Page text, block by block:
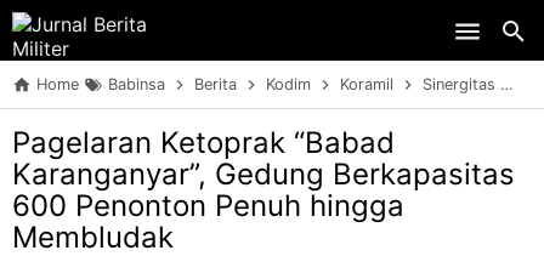
Home Babinsa Berita Kodim Koramil Sinergitas
Pagelaran Ketoprak “Babad
Karanganyar”, Gedung Berkapasitas
600 Penonton Penuh hingga
Membludak